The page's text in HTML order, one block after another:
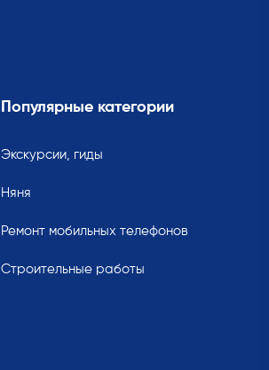
Популярные категории
Экскурсии, гиды
Няня
Ремонт мобильных телефонов
Строительные работы